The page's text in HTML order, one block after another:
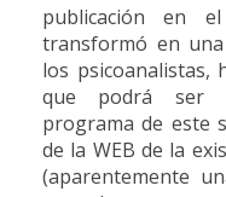
publicación en
transformó en
los psicoanalistas,
que podrá ser
programa de este
de la WEB de la
(aparentemente